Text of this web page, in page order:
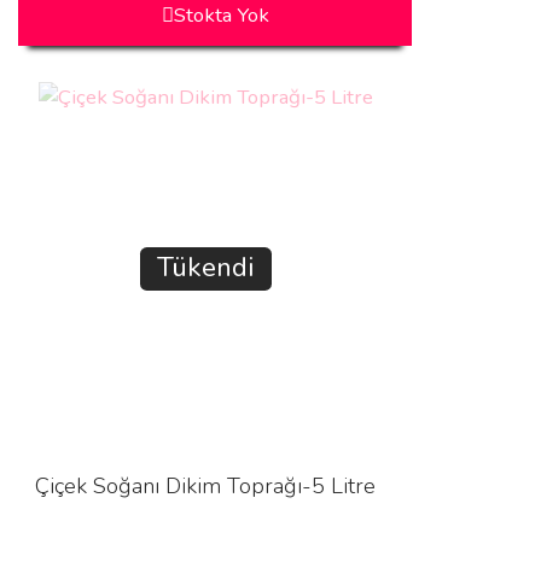
Stokta Yok
Tükendi
Çiçek Soğanı Dikim Toprağı-5 Litre